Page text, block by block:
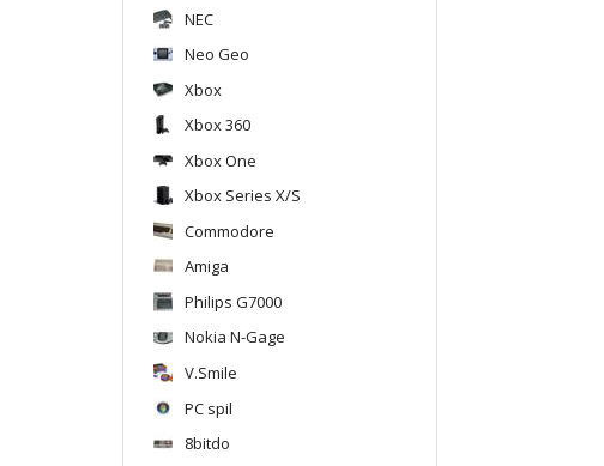
NEC
Neo Geo
Xbox
Xbox 360
Xbox One
Xbox Series X/S
Commodore
Amiga
Philips G7000
Nokia N-Gage
V.Smile
PC spil
8bitdo